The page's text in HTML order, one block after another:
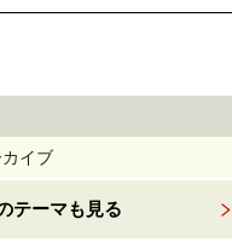
イブ
テーマも見る